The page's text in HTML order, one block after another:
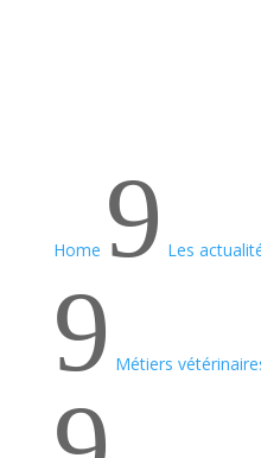
Home 9 Les
9 Métiers